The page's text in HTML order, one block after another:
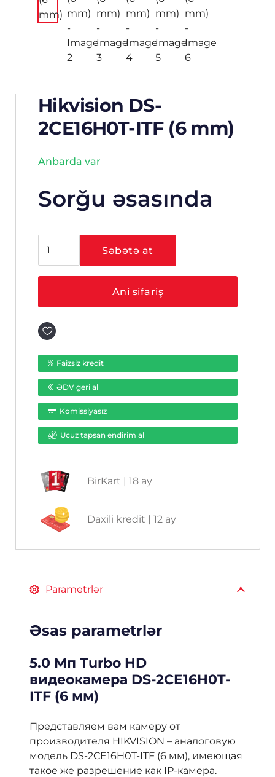
Hikvision DS-
2CE16H0T-ITF (6 mm)
Anbarda var
Sorğu əsasında
DS-
ədəd
Səbətə at
Ani sifariş
Faizsiz kredit
ƏDV geri al
Komissiyasız
Ucuz tapsan endirim al
BirKart | 18 ay
Daxili kredit | 12 ay
Parametrlər
Əsas parametrlər
5.0 Мп Turbo HD
видеокамера DS-2CE16H0T-
ITF (6 мм)
Представляем вам камеру от
производителя HIKVISION – аналоговую
модель DS-2CE16H0T-ITF (6 мм), имеющая
такое же разрешение как IP-камера.